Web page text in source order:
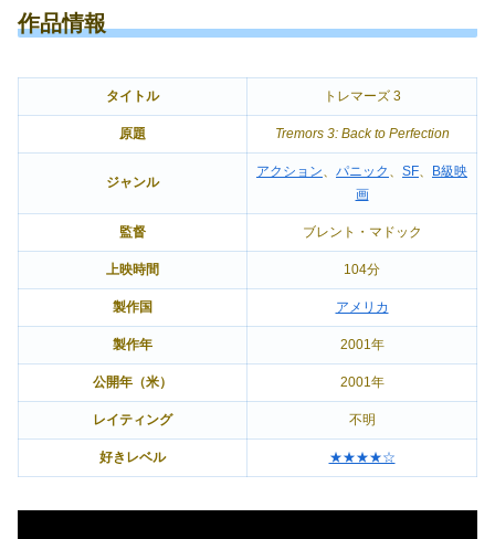
作品情報
タイトル トレマーズ 3
原題 Tremors 3: Back to Perfection
ジャンル
アクション、 パニック 、 SF、 B級映
画
監督 ブレント・マドック
上映時間 104分
製作国 アメリカ
製作年 2001年
公開年（米） 2001年
レイティング 不明
好きレベル ★★★★☆